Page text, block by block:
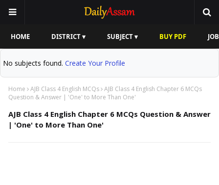
HOME DISTRICT ▾ SUBJECT ▾ BUY PDF
No subjects found. Create Your Profile
Home AJB Class 4 English MCQs AJB Class 4 English Chapter 6 MCQs
Question & Answer | 'One' to More Than One'
AJB Class 4 English Chapter 6 MCQs Question & Answer
| 'One' to More Than One'